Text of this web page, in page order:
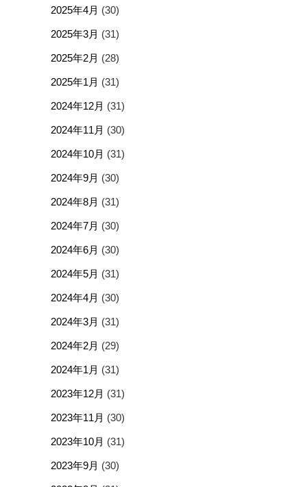
2025年4月 (30)
2025年3月 (31)
2025年2月 (28)
2025年1月 (31)
2024年12月 (31)
2024年11月 (30)
2024年10月 (31)
2024年9月 (30)
2024年8月 (31)
2024年7月 (30)
2024年6月 (30)
2024年5月 (31)
2024年4月 (30)
2024年3月 (31)
2024年2月 (29)
2024年1月 (31)
2023年12月 (31)
2023年11月 (30)
2023年10月 (31)
2023年9月 (30)